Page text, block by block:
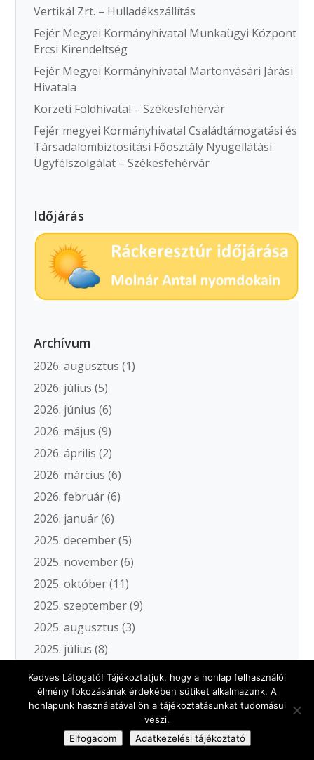
Vertikál Zrt. – Hulladékszállítás
Fejér Megyei Kormányhivatal Munkaügyi Központ
Ercsi Kirendeltség
Fejér Megyei Kormányhivatal Martonvásári Járási
Hivatala
Körzeti Földhivatal – Székesfehérvár
Fejér megyei Kormányhivatal Családtámogatási és
Társadalombiztosítási Főosztály Nyugellátási
Ügyfélszolgálat – Székesfehérvár
Időjárás
Archívum
2026. augusztus (1)
2026. július (5)
2026. június (6)
2026. május (9)
2026. április (2)
2026. március (6)
2026. február(6)
2026. január(6)
2025. december(5)
2025. november(6)
2025. október(11)
2025. szeptember(9)
2025. augusztus (3)
2025. július (8)
2025. június (5)
2025. május(8)
2025. április
2025. március(11)
Kedves Látogató! Tájékoztatjuk, hogy a honlap felhasználói
élmény fokozásának érdekében sütiket alkalmazunk. A
honlapunk használatával ön a tájékoztatásunkat tudomásul
veszi.
Elfogadom
Adatkezelési tájékoztató